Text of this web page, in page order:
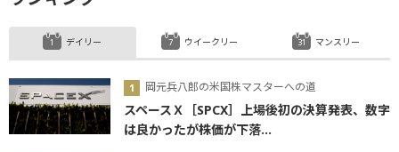
デイリー
岡元兵八郎の米国株マスターへの道
スペースＸ［SPCX］上場後初の決算発表、数字
は良かったが株価が下落...
ウイークリー マンスリー